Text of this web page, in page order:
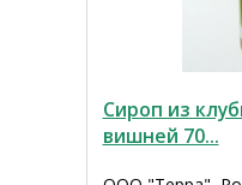
Сироп из
вишней 70...